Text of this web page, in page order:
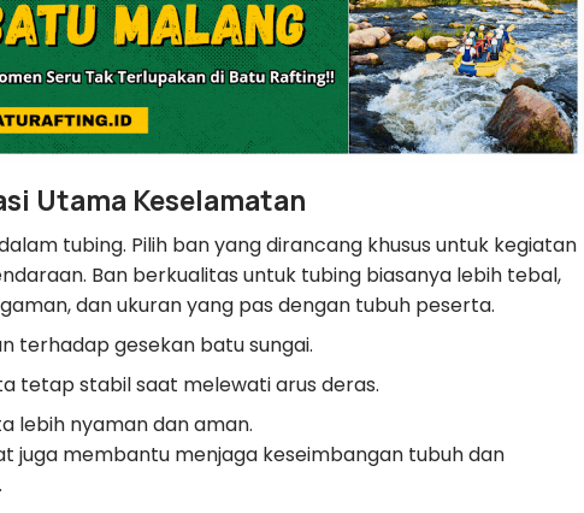
Utama Keselamatan
tubing. Pilih ban yang dirancang khusus untuk kegiatan
Ban berkualitas untuk tubing biasanya lebih tebal,
dan ukuran yang pas dengan tubuh peserta.
terhadap gesekan batu sungai.
tetap stabil saat melewati arus deras.
lebih nyaman dan aman.
juga membantu menjaga keseimbangan tubuh dan